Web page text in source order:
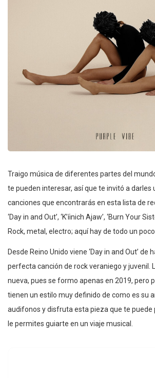
Traigo música de diferentes partes del
te pueden interesar, así que te invitó a darles
canciones que encontrarás en esta lista de
‘Day in and Out’, ‘K’íinich Ajaw’, ‘Burn Your
Rock, metal, electro; aquí hay de todo un
Desde Reino Unido viene ‘Day in and Out’ de
perfecta canción de rock veraniego y juvenil.
nueva, pues se formo apenas en 2019, pero
tienen un estilo muy definido de como es su
audifonos y disfruta esta pieza que te puede
le permites guiarte en un viaje musical.